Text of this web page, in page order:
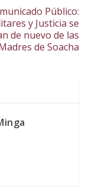
Público:
y Justicia se
de nuevo de las
de Soacha